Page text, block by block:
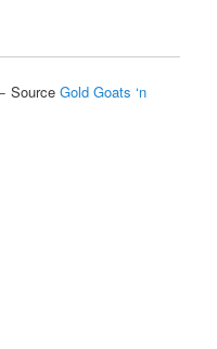
SourceGold Goats ‘n